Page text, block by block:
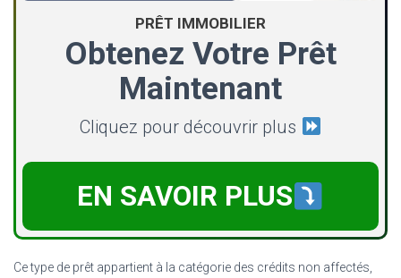
PRÊT IMMOBILIER
Obtenez Votre Prêt
Maintenant
Cliquez pour découvrir plus
EN SAVOIR PLUS
Ce type de prêt appartient à la catégorie des crédits non affectés,